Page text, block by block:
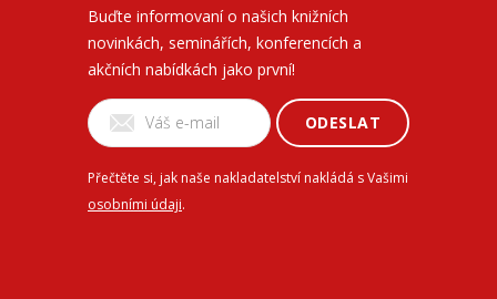
Buďte informovaní o našich knižních
novinkách, seminářích, konferencích a
akčních nabídkách jako první!
ODESLAT
Přečtěte si, jak naše nakladatelství nakládá s Vašimi
osobními údaji.